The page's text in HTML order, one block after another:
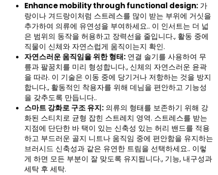
Enhance mobility through functional design: 가
랑이나 겨드랑이처럼 스트레스를 많이 받는 부위에 거싯을
추가하여 의류에 유연성을 부여하세요.. 이 인서트는 더 넓
은 범위의 동작을 허용하고 장력선을 줄입니다., 활동 중에
직물이 신체와 자연스럽게 움직이는지 확인.
자연스러운 움직임을 위한 형태: 연결 솔기를 사용하여 무
릎과 팔꿈치를 미리 형성합니다., 신체의 자연스러운 윤곽
을 따라. 이 기술은 이동 중에 당기거나 저항하는 것을 방지
합니다., 활동적인 착용자를 위해 데님을 편안하고 기능성
을 갖추도록 만듭니다..
스마트 강화로 구조 유지: 의류의 형태를 보존하기 위해 강
화된 스티치로 균형 잡힌 스트레치 영역. 스트레스를 받는
지점에 단단한 바 택이 있는 신축성 있는 허리 밴드를 적용
하고 부드러운 골지 니트나 움직임 중에 편안함을 유지하는
브러시드 신축성과 같은 유연한 트림을 선택하세요.. 이렇
게 하면 모든 부분이 잘 맞도록 유지됩니다., 기능, 내구성과
세탁 후 세탁.